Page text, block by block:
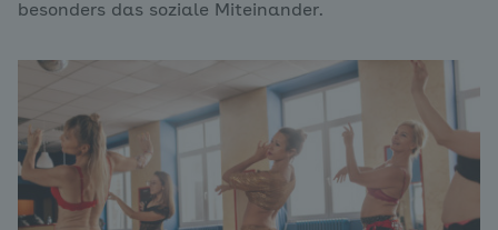
besonders das soziale Miteinander.